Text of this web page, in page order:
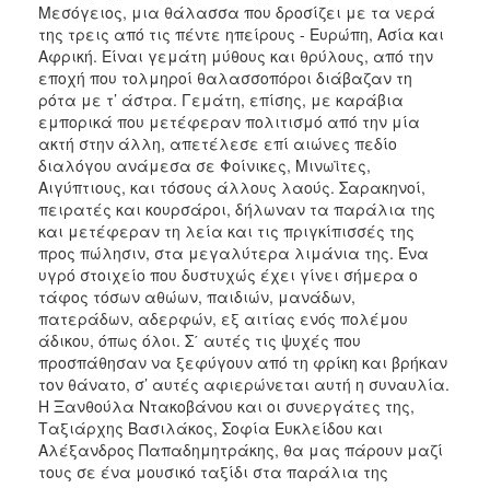
Μεσόγειος, μια θάλασσα που δροσίζει με τα νερά
της τρεις από τις πέντε ηπείρους - Ευρώπη, Ασία και
Αφρική. Είναι γεμάτη μύθους και θρύλους, από την
εποχή που τολμηροί θαλασσοπόροι διάβαζαν τη
ρότα με τ’ άστρα. Γεμάτη, επίσης, με καράβια
εμπορικά που μετέφεραν πολιτισμό από την μία
ακτή στην άλλη, απετέλεσε επί αιώνες πεδίο
διαλόγου ανάμεσα σε Φοίνικες, Μινωϊτες,
Αιγύπτιους, και τόσους άλλους λαούς. Σαρακηνοί,
πειρατές και κουρσάροι, δήλωναν τα παράλια της
και μετέφεραν τη λεία και τις πριγκίπισσές της
προς πώλησιν, στα μεγαλύτερα λιμάνια της. Ένα
υγρό στοιχείο που δυστυχώς έχει γίνει σήμερα ο
τάφος τόσων αθώων, παιδιών, μανάδων,
πατεράδων, αδερφών, εξ αιτίας ενός πολέμου
άδικου, όπως όλοι. Σ΄ αυτές τις ψυχές που
προσπάθησαν να ξεφύγουν από τη φρίκη και βρήκαν
τον θάνατο, σ’ αυτές αφιερώνεται αυτή η συναυλία.
Η Ξανθούλα Ντακοβάνου και οι συνεργάτες της,
Ταξιάρχης Βασιλάκος, Σοφία Ευκλείδου και
Αλέξανδρος Παπαδημητράκης, θα μας πάρουν μαζί
τους σε ένα μουσικό ταξίδι στα παράλια της